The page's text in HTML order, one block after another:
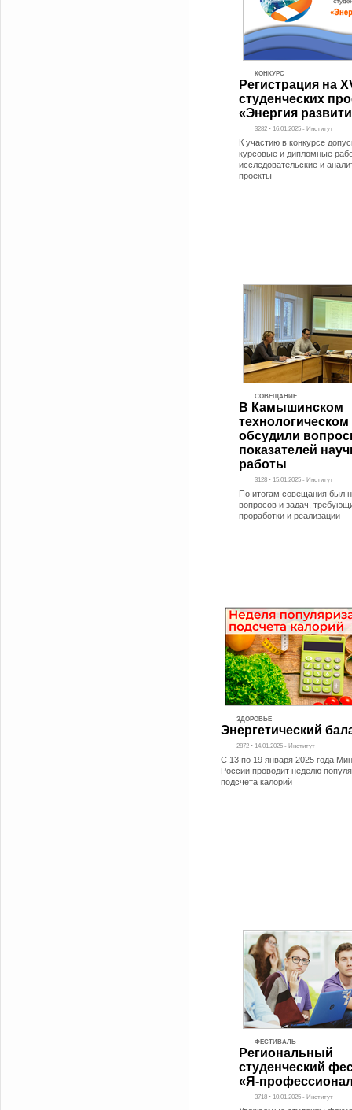
КОНКУРС
Регистрация на
студенческих
«Энергия
3282 • 16.01.2025 - Институт
К участию в конкурсе
курсовые и дипломные
исследовательские и
проекты
СОВЕЩАНИЕ
В Камышинском
технологическом
обсудили
показателей
работы
3128 • 15.01.2025 - Институт
По итогам совещания был
вопросов и задач,
проработки и реализации
ЗДОРОВЬЕ
Энергетический
2872 • 14.01.2025 - Институт
С 13 по 19 января 2025 года
России проводит неделю
подсчета калорий
ФЕСТИВАЛЬ
Региональный
студенческий
«Я-
3718 • 10.01.2025 - Институт